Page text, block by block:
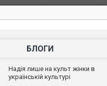
БЛОГИ
Надія лише на культ жінки в
українській культурі